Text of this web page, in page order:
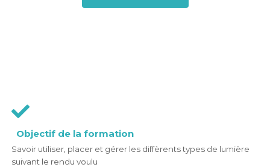
Objectif de la formation
Savoir utiliser, placer et gérer les diffèrents types de lumière
suivant le rendu voulu